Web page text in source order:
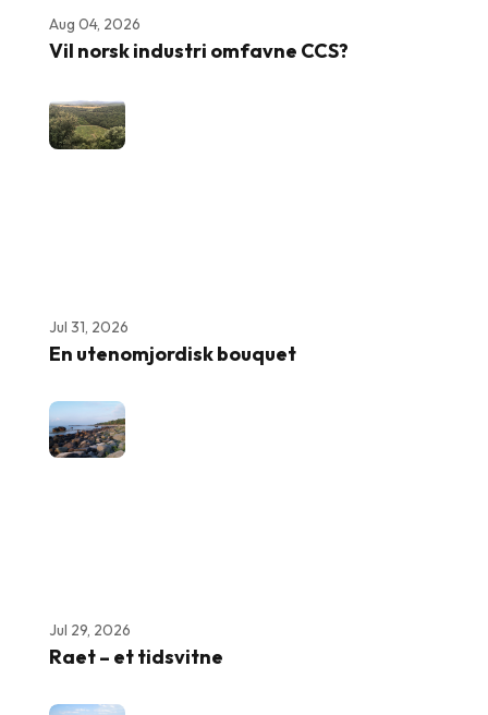
Aug 04, 2026
Vil norsk industri omfavne CCS?
Jul 31, 2026
En utenomjordisk bouquet
Jul 29, 2026
Raet – et tidsvitne